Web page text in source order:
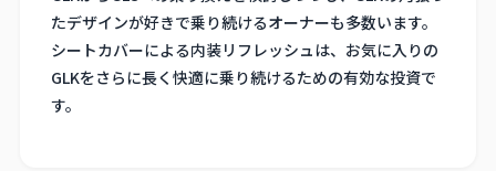
たデザインが好きで乗り続けるオーナーも多数います。
シートカバーによる内装リフレッシュは、お気に入りの
GLKをさらに長く快適に乗り続けるための有効な投資で
す。